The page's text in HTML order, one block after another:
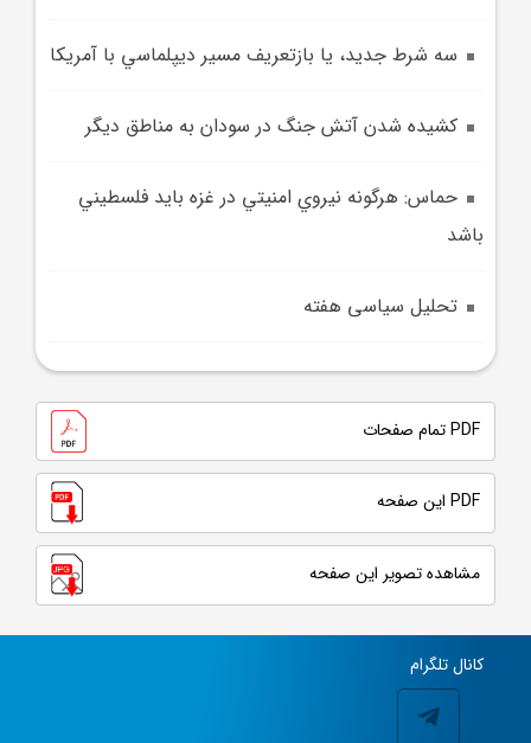
سه شرط جديد، يا بازتعريف مسير ديپلماسي با آمريکا
کشيده شدن آتش جنگ در سودان به مناطق ديگر
حماس: هرگونه نيروي امنيتي در غزه بايد فلسطيني
باشد
تحلیل سیاسی هفته
PDF تمام صفحات
PDF این صفحه
مشاهده تصویر این صفحه
کانال تلگرام